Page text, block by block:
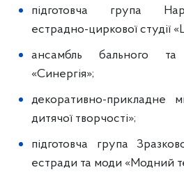
підготовча група
естрадно-циркової студії
ансамбль бального
«Синергія»;
декоративно-прикладне
дитячої творчості»;
підготовча група
естради та моди «Модний